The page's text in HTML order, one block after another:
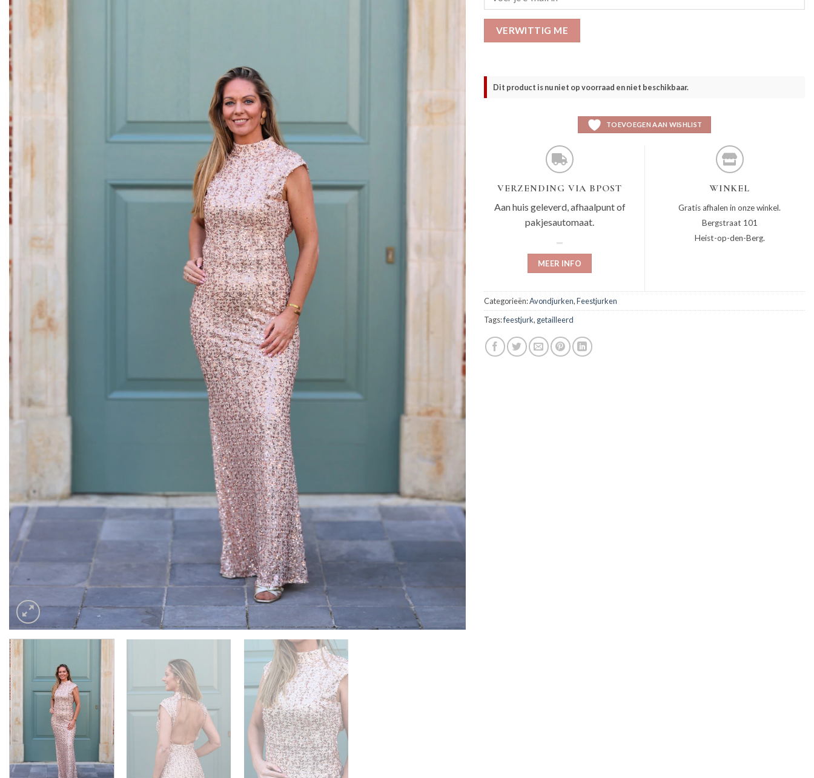
VERWITTIG ME
Dit product is nu niet op voorraad en niet beschikbaar.
TOEVOEGEN AAN WISHLIST
VERZENDING VIA BPOST
Aan huis geleverd, afhaalpunt of
pakjesautomaat.
MEER INFO
WINKEL
Gratis afhalen in onze winkel.
Bergstraat 101
Heist-op-den-Berg.
Categorieën:Avondjurken,Feestjurken
Tags:feestjurk, getailleerd